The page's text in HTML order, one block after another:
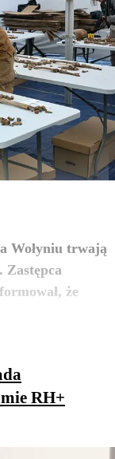
Wołyniu trwają
Zastępca
że
RH+